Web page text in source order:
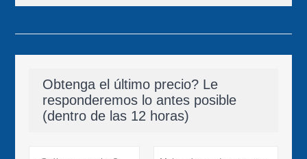
Obtenga el último precio? Le
responderemos lo antes posible
(dentro de las 12 horas)